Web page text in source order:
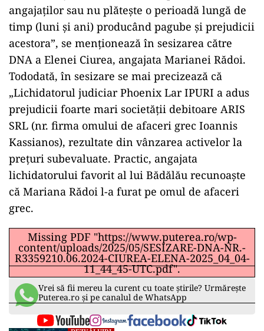
angajaților sau nu plătește o perioadă lungă de
timp (luni și ani) producând pagube și prejudicii
acestora”, se menționează în sesizarea către
DNA a Elenei Ciurea, angajata Marianei Rădoi.
Tododată, în sesizare se mai precizează că
„Lichidatorul judiciar Phoenix Lar IPURI a adus
prejudicii foarte mari societății debitoare ARIS
SRL (nr. firma omului de afaceri grec Ioannis
Kassianos), rezultate din vânzarea activelor la
prețuri subevaluate. Practic, angajata
lichidatorului favorit al lui Bădălău recunoaște
că Mariana Rădoi l-a furat pe omul de afaceri
grec.
Missing PDF "https://www.puterea.ro/wp-
content/uploads/2025/05/SESIZARE-DNA-NR.-
R3359210.06.2024-CIUREA-ELENA-2025_04_04-
11_44_45-UTC.pdf".
Vrei să fii mereu la curent cu toate știrile? Urmărește
Puterea.ro și pe canalul de WhatsApp